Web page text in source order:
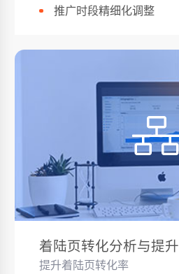
推广时段精细化调整
着陆页转化分析与提升
提升着陆页转化率